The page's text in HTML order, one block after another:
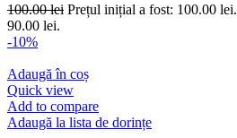
100.00lei Prețul inițial a fost: 100.00 lei.
90.00 lei.
-10%
Adaugă în coș
Quick view
Add to compare
Adaugă la lista de dorințe